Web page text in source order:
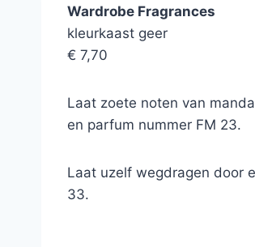
Wardrobe Fragrances
kleurkaast geer
€ 7,70
Laat zoete noten van
en parfum nummer FM 23.
Laat uzelf wegdragen door
33.